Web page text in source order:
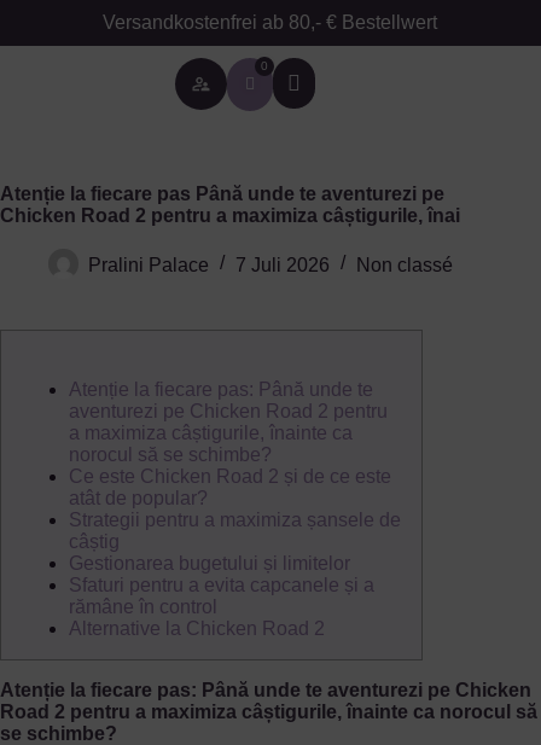
Versandkostenfrei ab 80,- € Bestellwert
0
Atenție la fiecare pas Până unde te aventurezi pe
Chicken Road 2 pentru a maximiza câștigurile, înai
Pralini Palace 7 Juli 2026 Non classé
Atenție la fiecare pas: Până unde te
aventurezi pe Chicken Road 2 pentru
a maximiza câștigurile, înainte ca
norocul să se schimbe?
Ce este Chicken Road 2 și de ce este
atât de popular?
Strategii pentru a maximiza șansele de
câștig
Gestionarea bugetului și limitelor
Sfaturi pentru a evita capcanele și a
rămâne în control
Alternative la Chicken Road 2
Atenție la fiecare pas: Până unde te aventurezi pe Chicken
Road 2 pentru a maximiza câștigurile, înainte ca norocul să
se schimbe?